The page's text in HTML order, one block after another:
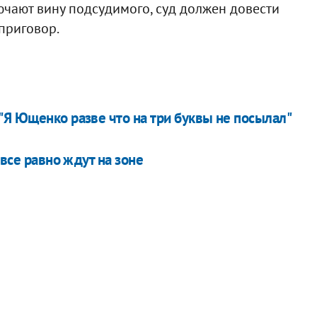
вину подсудимого, суд должен довести
Ющенко разве что на три буквы не посылал"
равно ждут на зоне